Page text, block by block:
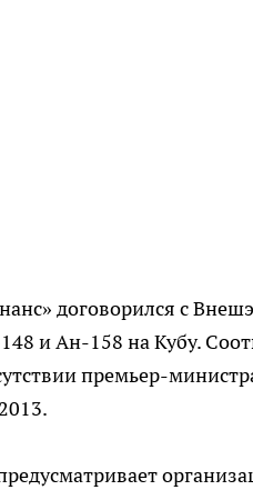
договорился с
и Ан-158 на Кубу.
премьер-